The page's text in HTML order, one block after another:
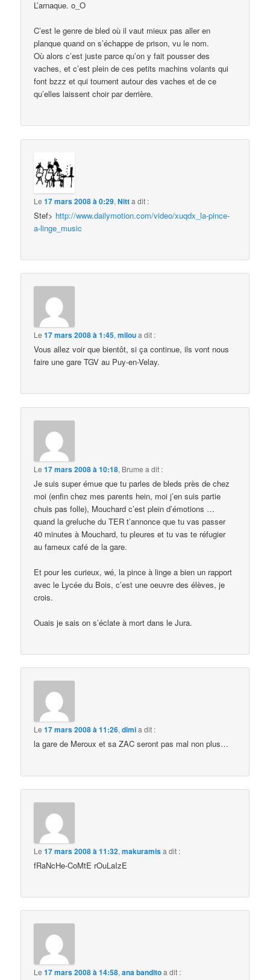
L’arnaque. o_O
C’est le genre de bled où il vaut mieux pas aller en
planque quand on s’échappe de prison, vu le nom.
Où alors c’est juste parce qu’on y fait pousser des
vaches, et c’est plein de ces petits machins volants qui
font bzzz et qui tournent autour des vaches et de ce
qu’elles laissent choir par derrière.
Le17 mars 2008 à 0:29,Nitta dit :
Stef> http://www.dailymotion.com/video/xuqdx_la-pince-
a-linge_music
Le17 mars 2008 à 1:45,miloua dit :
Vous allez voir que bientôt, si ça continue, ils vont nous
faire une gare TGV au Puy-en-Velay.
Le17 mars 2008 à 10:18, Brume a dit :
Je suis super émue que tu parles de bleds près de chez
moi (enfin chez mes parents hein, moi j’en suis partie
chuis pas folle), Mouchard c’est plein d’émotions …
quand la greluche du TER t’annonce que tu vas passer
40 minutes à Mouchard, tu pleures et tu vas te réfugier
au fameux café de la gare.
Et pour les curieux, wé, la pince à linge a bien un rapport
avec le Lycée du Bois, c’est une oeuvre des élèves, je
crois.
Ouais je sais on s’éclate à mort dans le Jura.
Le17 mars 2008 à 11:26,dimia dit :
la gare de Meroux et sa ZAC seront pas mal non plus…
Le17 mars 2008 à 11:32,makuramisa dit :
fRaNcHe-CoMtE rOuLaIzE
Le17 mars 2008 à 14:58,ana banditoa dit :